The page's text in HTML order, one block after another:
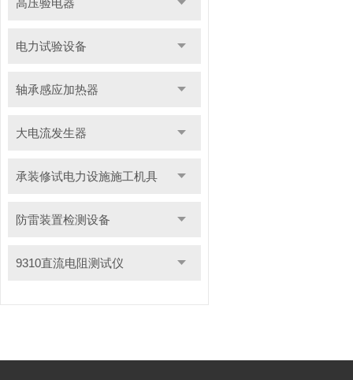
高压验电器
电力试验设备
轴承感应加热器
大电流发生器
承装修试电力设施施工机具
防雷装置检测设备
9310直流电阻测试仪